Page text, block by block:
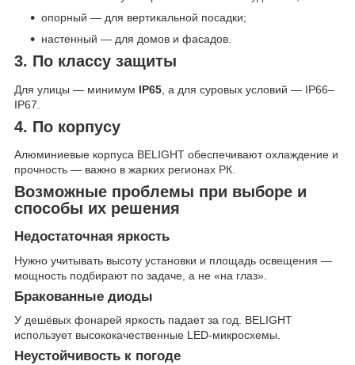
опорный — для вертикальной посадки;
настенный — для домов и фасадов.
3. По классу защиты
Для улицы — минимум IP65 , а для суровых условий — IP66–
IP67.
4. По корпусу
Алюминиевые корпуса BELIGHT обеспечивают охлаждение и
прочность — важно в жарких регионах РК.
Возможные проблемы при выборе и
способы их решения
Недостаточная яркость
Нужно учитывать высоту установки и площадь освещения —
мощность подбирают по задаче, а не «на глаз».
Бракованные диоды
У дешёвых фонарей яркость падает за год. BELIGHT
использует высококачественные LED-микросхемы.
Неустойчивость к погоде